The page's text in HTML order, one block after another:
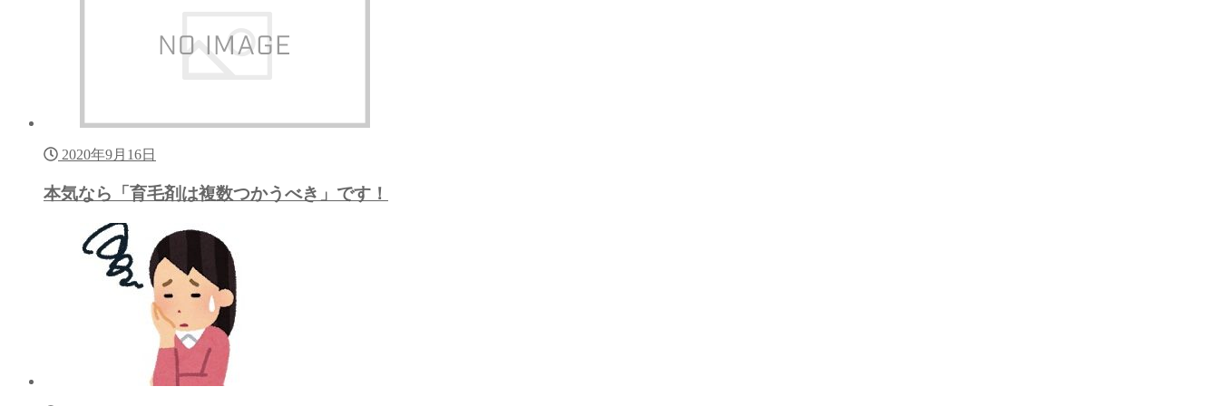
2020年9月16日
本気なら「育毛剤は複数つかうべき」です！